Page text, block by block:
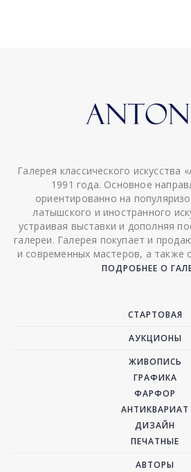
Галерея классического искусства
1991 года. Основное
ориентированно на
латышского и иностранного
устраивая выставки и дополняя
галереи. Галерея покупает и
и современных мастеров, а также
ПОДРОБНЕЕ О
СТАРТОВАЯ
АУКЦИОНЫ
ЖИВОПИСЬ
ГРАФИКА
ФАРФОР
АНТИКВАРИАТ
ДИЗАЙН
ПЕЧАТНЫЕ
АВТОРЫ